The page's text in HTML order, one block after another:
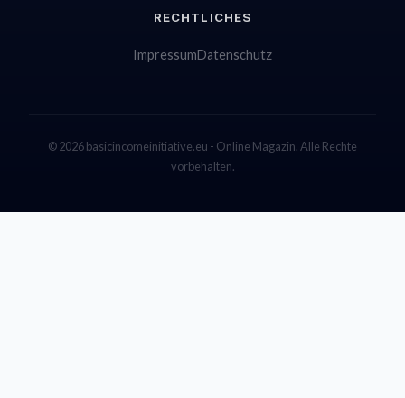
RECHTLICHES
ImpressumDatenschutz
© 2026 basicincomeinitiative.eu - Online Magazin. Alle Rechte
vorbehalten.